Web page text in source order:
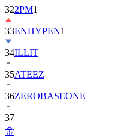
322PM1
33ENHYPEN1
34ILLIT
35ATEEZ
36ZEROBASEONE
37
金